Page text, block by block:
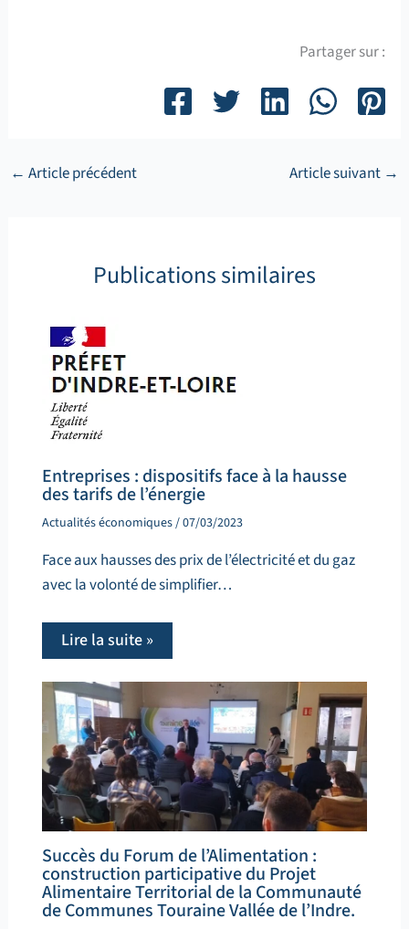
Partager sur :
← Article précédent Article suivant →
Publications similaires
Entreprises : dispositifs face à la hausse
des tarifs de l’énergie
Actualités économiques/07/03/2023
Face aux hausses des prix de l’électricité et du gaz
avec la volonté de simplifier…
Lire la suite »
Succès du Forum de l’Alimentation :
construction participative du Projet
Alimentaire Territorial de la Communauté
de Communes Touraine Vallée de l’Indre.